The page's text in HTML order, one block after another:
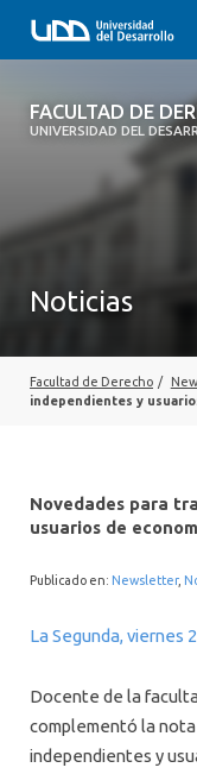
FACULTAD DE
UNIVERSIDAD DEL
FACULTAD DE
SOBRE LA FACULTAD
PROFESORES
INTERNACIONAL
Noticias
Facultad de Derecho /
independientes y
Novedades para
usuarios de
Publicado en: Newsletter,
La Segunda, viernes
Docente de la
complementó la
independientes y